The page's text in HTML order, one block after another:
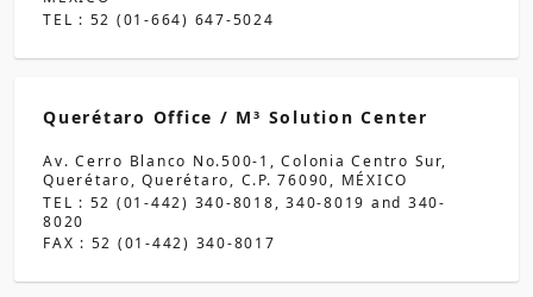
TEL : 52 (01-664) 647-5024
Querétaro Office / M 3 Solution Center
Av. Cerro Blanco No.500-1, Colonia Centro Sur,
Querétaro, Querétaro, C.P. 76090, MÉXICO
TEL : 52 (01-442) 340-8018, 340-8019 and 340-
8020
FAX : 52 (01-442) 340-8017